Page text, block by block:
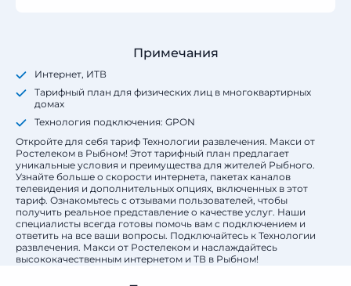
Примечания
Интернет, ИТВ
Тарифный план для физических лиц в многоквартирных
домах
Технология подключения: GPON
Откройте для себя тариф Технологии развлечения. Макси от
Ростелеком в Рыбном! Этот тарифный план предлагает
уникальные условия и преимущества для жителей Рыбного.
Узнайте больше о скорости интернета, пакетах каналов
телевидения и дополнительных опциях, включенных в этот
тариф. Ознакомьтесь с отзывами пользователей, чтобы
получить реальное представление о качестве услуг. Наши
специалисты всегда готовы помочь вам с подключением и
ответить на все ваши вопросы. Подключайтесь к Технологии
развлечения. Макси от Ростелеком и наслаждайтесь
высококачественным интернетом и ТВ в Рыбном!